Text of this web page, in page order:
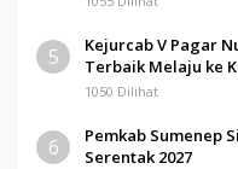
5
Kejurcab V Pagar
Terbaik Melaju ke
1050 Dilihat
6
Pemkab Sumenep
Serentak 2027